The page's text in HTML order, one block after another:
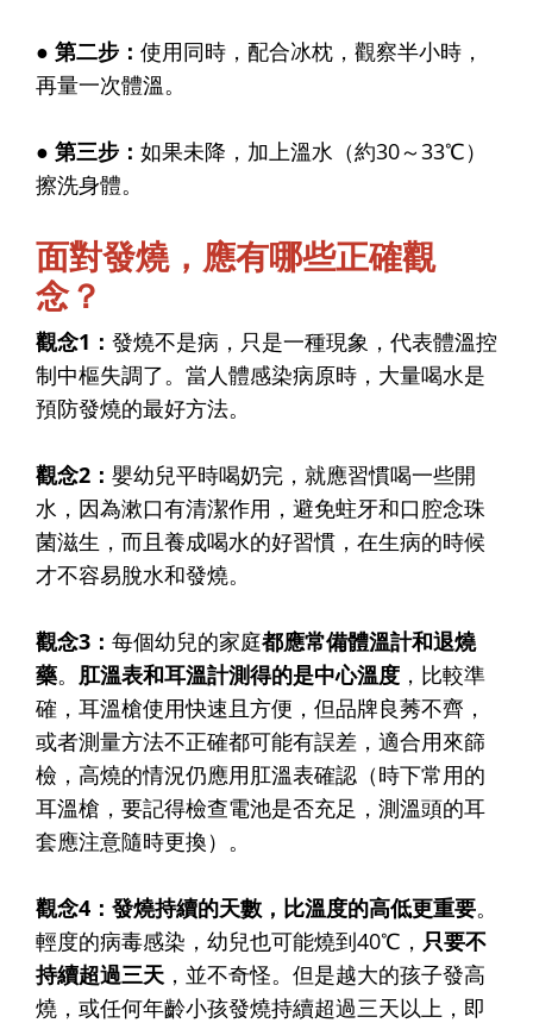
● 第二步： 使用同時，配合冰枕，觀察半小時，
再量一次體溫。
● 第三步： 如果未降，加上溫水（約30～33℃）
擦洗身體。
面對發燒，應有哪些正確觀
念？
觀念1 ： 發燒不是病，只是一種現象，代表體溫控
制中樞失調了。當人體感染病原時，大量喝水是
預防發燒的最好方法。
觀念2 ： 嬰幼兒平時喝奶完，就應習慣喝一些開
水，因為漱口有清潔作用，避免蛀牙和口腔念珠
菌滋生，而且養成喝水的好習慣，在生病的時候
才不容易脫水和發燒。
觀念3 ： 每個幼兒的家庭都應常備體溫計和退燒
藥。 肛溫表和耳溫計測得的是中心溫度 ，比較準
確，耳溫槍使用快速且方便，但品牌良莠不齊，
或者測量方法不正確都可能有誤差，適合用來篩
檢，高燒的情況仍應用肛溫表確認（時下常用的
耳溫槍，要記得檢查電池是否充足，測溫頭的耳
套應注意隨時更換）。
觀念4 ：發燒持續的天數，比溫度的高低更重要。
輕度的病毒感染，幼兒也可能燒到40℃， 只要不
持續超過三天 ，並不奇怪。但是越大的孩子發高
燒，或任何年齡小孩發燒持續超過三天以上，即